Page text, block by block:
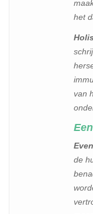
het
van
de